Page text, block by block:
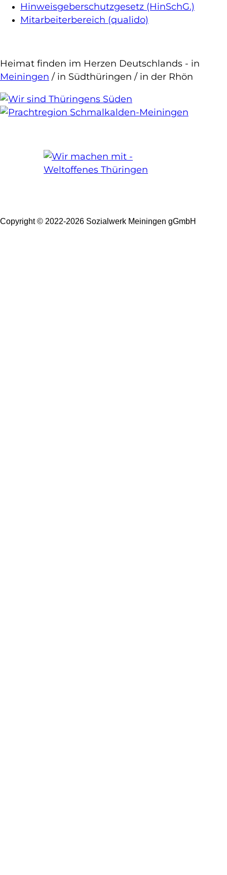
Hinweisgeberschutzgesetz (HinSchG.)
Mitarbeiterbereich (qualido)
Heimat finden im Herzen Deutschlands - in
Meiningen / in Südthüringen / in der Rhön
Copyright © 2022-2026 Sozialwerk Meiningen gGmbH